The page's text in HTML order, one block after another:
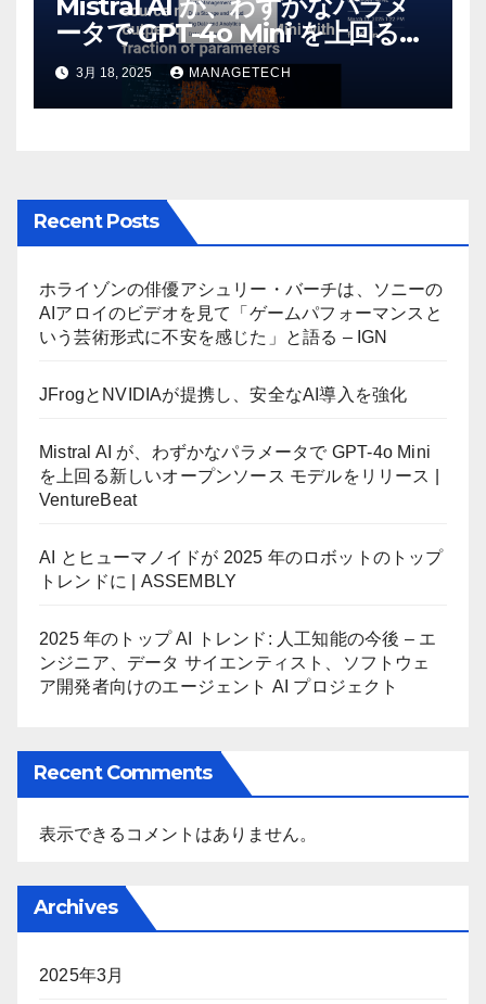
ータで GPT-4o Mini を上回る新
しいオープンソース モデルをリ
リース | VentureBeat
3月 18, 2025 MANAGETECH
Recent Posts
ホライゾンの俳優アシュリー・バーチは、ソニーの
AIアロイのビデオを見て「ゲームパフォーマンスと
いう芸術形式に不安を感じた」と語る – IGN
JFrogとNVIDIAが提携し、安全なAI導入を強化
Mistral AI が、わずかなパラメータで GPT-4o Mini
を上回る新しいオープンソース モデルをリリース |
VentureBeat
AI とヒューマノイドが 2025 年のロボットのトップ
トレンドに | ASSEMBLY
2025 年のトップ AI トレンド: 人工知能の今後 – エ
ンジニア、データ サイエンティスト、ソフトウェ
ア開発者向けのエージェント AI プロジェクト
Recent Comments
表示できるコメントはありません。
Archives
2025年3月